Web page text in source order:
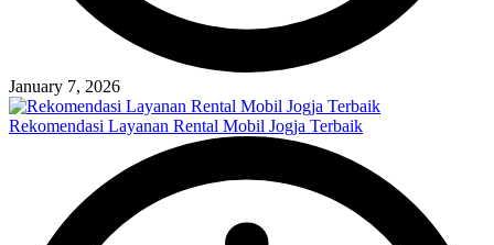
January 7, 2026
Rekomendasi Layanan Rental Mobil Jogja Terbaik